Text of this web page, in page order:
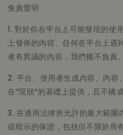
免責聲明
1. 對於你在平台上可能發現的使
上發佈的內容、任何在平台上遇
者有異議的內容，我們概不負責。
2. 平台、使用者生成內容、內容
在“現狀“的基礎上提供，且不構
3. 在適用法律所允許的最大範圍
或暗示的保證，包括但不限於所